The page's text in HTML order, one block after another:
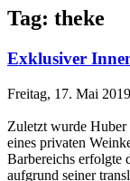
Tag: theke
Exklusiver
Freitag, 17. Mai 2019
Zuletzt wurde Huber
eines privaten
Barbereichs erfolgte
aufgrund seiner